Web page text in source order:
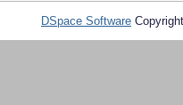
DSpace Software